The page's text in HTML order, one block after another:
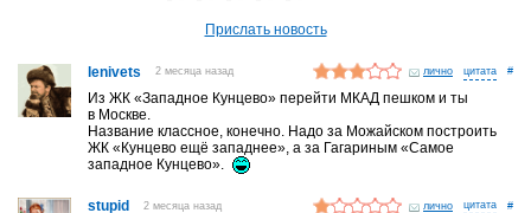
Прислать новость
lenivets 2 месяца назад лично #
Из ЖК «Западное Кунцево» перейти МКАД пешком и ты
в Москве.
Название классное, конечно. Надо за Можайском построить
ЖК «Кунцево ещё западнее», а за Гагариным «Самое
западное Кунцево».
stupid 2 месяца назад лично #